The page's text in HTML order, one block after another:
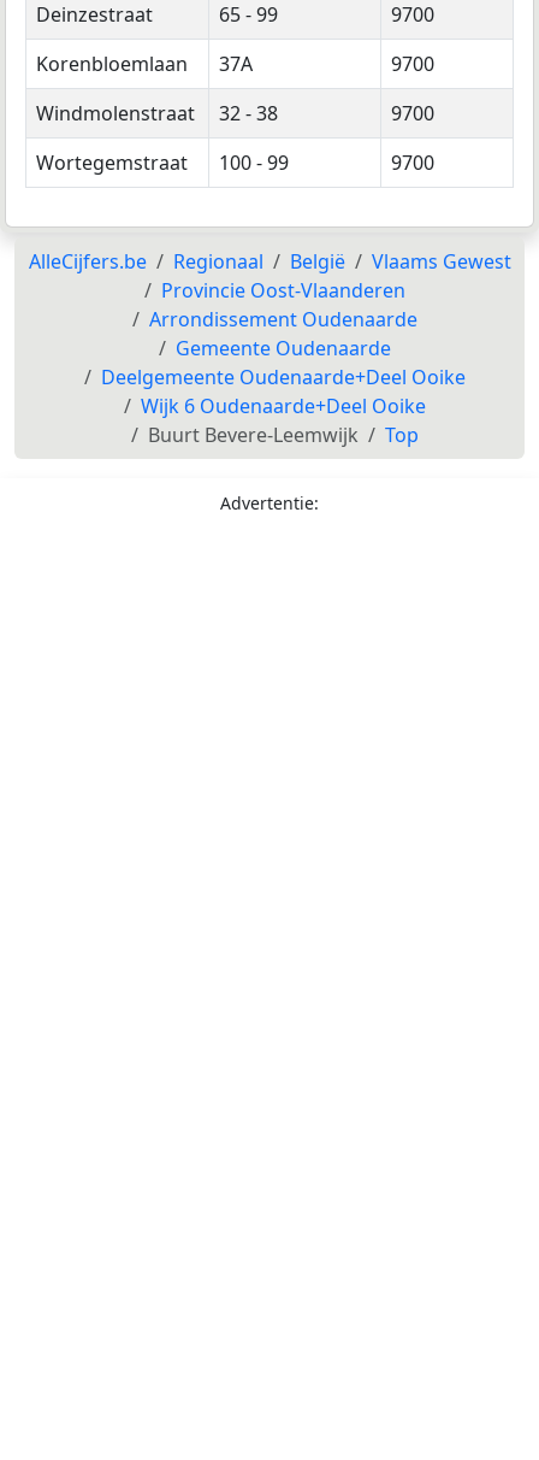
Deinzestraat
65 - 99
9700
Korenbloemlaan
37A
9700
Windmolenstraat
32 - 38
9700
Wortegemstraat
100 - 99 9700
AlleCijfers.be Regionaal België
Vlaams Gewest
Provincie Oost-Vlaanderen
Arrondissement Oudenaarde
Gemeente Oudenaarde
Deelgemeente Oudenaarde+Deel Ooike
Wijk 6 Oudenaarde+Deel Ooike
Buurt Bevere-Leemwijk
Top
Advertentie: